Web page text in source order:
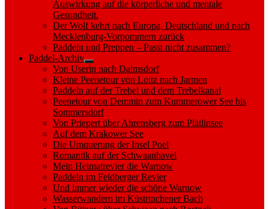
Auswirkung auf die körperliche und mentale
Gesundheit.
Der Wolf kehrt nach Europa, Deutschland und nach
Mecklenburg-Vorpommern zurück
Paddeln und Preppen – Passt nicht zusammen?
Paddel-Archiv
Show
sub
menu
Von Userin nach Dalmsdorf
Kleine Peenetour von Loitz nach Jarmen
Paddeln auf der Trebel und dem Trebelkanal
Peenetour von Demmin zum Kummerower See bis
Sommersdorf
Von Priepert über Ahrensberg zum Plätlinsee
Auf dem Krakower See
Die Umquerung der Insel Poel
Romantik auf der Schwaanhavel
Mein Heimatrevier die Warnow
Paddeln im Feldberger Revier
Und immer wieder die schöne Warnow
Wasserwandern im Küstrinchener Bach